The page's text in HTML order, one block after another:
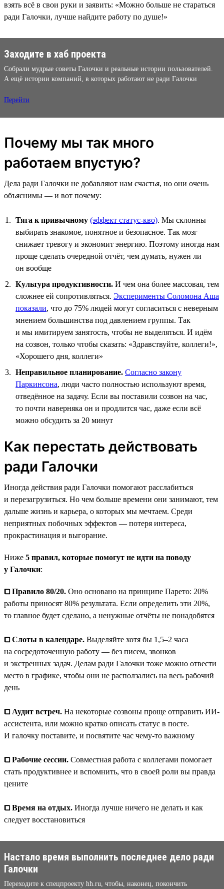
взять всё в свои руки и заявить: «Можно больше не стараться
ради Галочки, лучше найдите работу по душе!»
Заходите в хаб проекта
Собрали мудрые советы Галочки и реальные истории пользователей.
А ещё истории компаний, в которых работают не ради Галочки
Перейти
Почему мы так много
работаем впустую?
Дела ради Галочки не добавляют нам счастья, но они очень
объяснимы — и вот почему:
Тяга к привычному (эффект статус-кво). Мы склонны
выбирать знакомое, понятное и безопасное. Так мозг
снижает тревогу и экономит энергию. Поэтому иногда нам
проще сделать очередной отчёт, чем думать, нужен ли
он вообще
Культура продуктивности. И чем она более массовая, тем
сложнее ей сопротивляться. Эксперименты Соломона Аша
показали, что до 75% людей могут согласиться с неверным
мнением большинства под давлением группы. Так
и мы имитируем занятость, чтобы не выделяться. И идём
на созвон, только чтобы сказать: «Здравствуйте, коллеги!»,
«Хорошего дня, коллеги»
Неправильное планирование. Согласно закону
Паркинсона, люди часто полностью используют время,
отведённое на задачу. Если вы поставили созвон на час,
то почти наверняка он и продлится час, даже если всё
можно обсудить за 20 минут
Как перестать действовать
ради Галочки
Иногда действия ради Галочки помогают расслабиться
и перезагрузиться. Но чем больше времени они занимают, тем
дальше жизнь и карьера, о которых мы мечтаем. Среди
неприятных побочных эффектов — потеря интереса,
прокрастинация и выгорание.
Ниже 5 правил, которые помогут не идти на поводу
у Галочки:
⧠ Правило 80/20. Оно основано на принципе Парето: 20%
работы приносят 80% результата. Если определить эти 20%,
то главное будет сделано, а ненужные отчёты не понадобятся
⧠ Слоты в календаре. Выделяйте хотя бы 1,5–2 часа
на сосредоточенную работу — без писем, звонков
и экстренных задач. Делам ради Галочки тоже можно отвести
место в графике, чтобы они не расползались на весь рабочий
день
⧠ Аудит встреч. На некоторые созвоны проще отправить ИИ-
ассистента, или можно кратко описать статус в посте.
И галочку поставите, и посвятите час чему-то важному
⧠ Рабочие сессии. Совместная работа с коллегами помогает
стать продуктивнее и вспомнить, что в своей роли вы правда
цените
⧠ Время на отдых. Иногда лучше ничего не делать и как
следует восстановиться
Настало время выполнить последнее дело ради
Галочки
Переходите к спецпроекту hh.ru, чтобы, наконец, покончить